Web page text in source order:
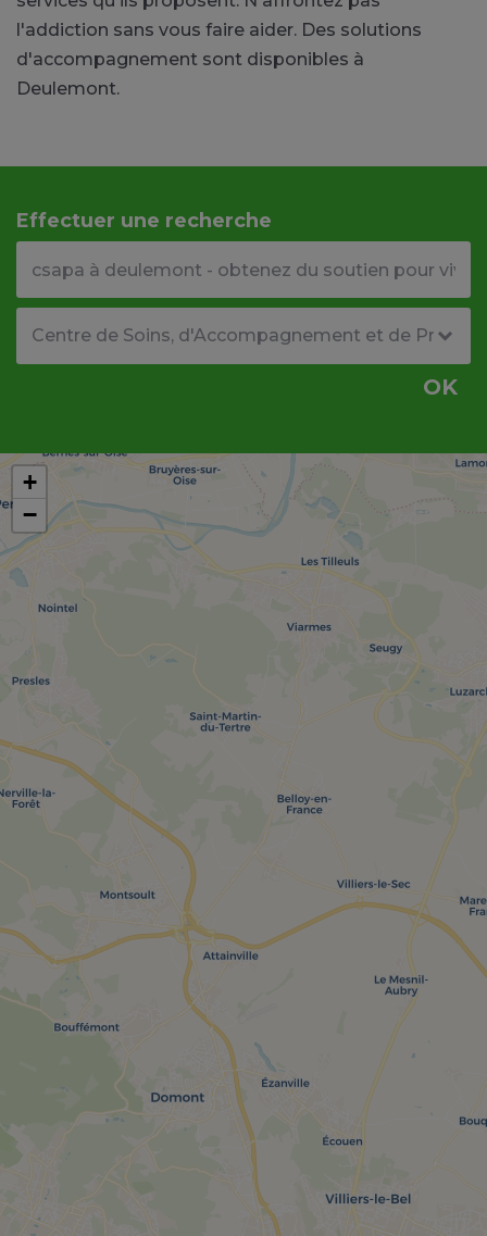
l'addiction sans vous faire aider. Des solutions
d'accompagnement sont disponibles à
Deulemont.
Effectuer une recherche
OK
+
−